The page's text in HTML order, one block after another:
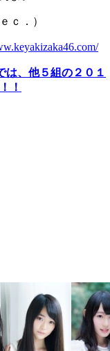
ｃ．）
は、他５組の２０１
！